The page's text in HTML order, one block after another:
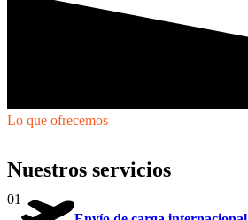
Lo que ofrecemos
Nuestros servicios
01